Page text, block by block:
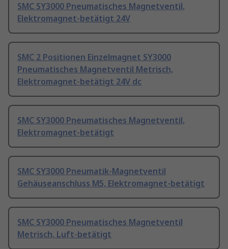
SMC SY3000 Pneumatisches Magnetventil,
Elektromagnet-betätigt 24V
SMC 2 Positionen Einzelmagnet SY3000
Pneumatisches Magnetventil Metrisch,
Elektromagnet-betätigt 24V dc
SMC SY3000 Pneumatisches Magnetventil,
Elektromagnet-betätigt
SMC SY3000 Pneumatik-Magnetventil
Gehäuseanschluss M5, Elektromagnet-betätigt
SMC SY3000 Pneumatisches Magnetventil
Metrisch, Luft-betätigt